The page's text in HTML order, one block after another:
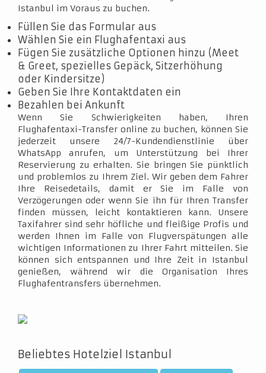
Istanbul im Voraus zu buchen.
Füllen Sie das Formular aus
Wählen Sie ein Flughafentaxi aus
Fügen Sie zusätzliche Optionen hinzu (Meet
& Greet, spezielles Gepäck, Sitzerhöhung
oder Kindersitze)
Geben Sie Ihre Kontaktdaten ein
Bezahlen bei Ankunft
Wenn Sie Schwierigkeiten haben, Ihren
Flughafentaxi-Transfer online zu buchen, können Sie
jederzeit unsere 24/7-Kundendienstlinie über
WhatsApp anrufen, um Unterstützung bei Ihrer
Reservierung zu erhalten. Sie bringen Sie pünktlich
und problemlos zu Ihrem Ziel. Wir geben dem Fahrer
Ihre Reisedetails, damit er Sie im Falle von
Verzögerungen oder wenn Sie ihn für Ihren Transfer
finden müssen, leicht kontaktieren kann. Unsere
Taxifahrer sind sehr höfliche und fleißige Profis und
werden Ihnen im Falle von Flugverspätungen alle
wichtigen Informationen zu Ihrer Fahrt mitteilen. Sie
können sich entspannen und Ihre Zeit in Istanbul
genießen, während wir die Organisation Ihres
Flughafentransfers übernehmen.
Beliebtes Hotelziel Istanbul